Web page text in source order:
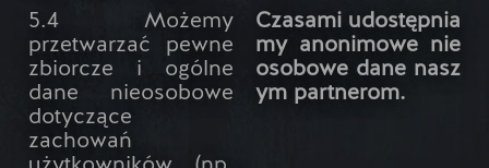
5.4 Możemy
przetwarzać pewne
zbiorcze i ogólne
dane nieosobowe
dotyczące
zachowań
Czasami udostępnia
my anonimowe nie
osobowe dane nasz
ym partnerom.